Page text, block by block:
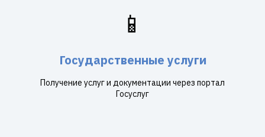
📱
Государственные услуги
Получение услуг и документации через портал
Госуслуг